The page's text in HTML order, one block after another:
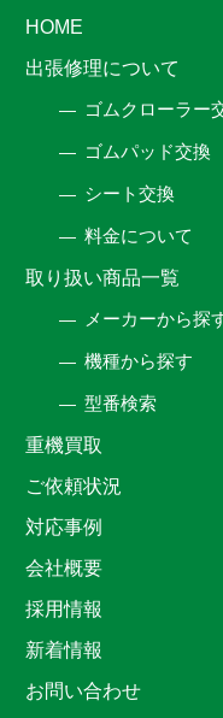
HOME
出張修理について
ゴムクローラー
ゴムパッド交換
シート交換
料金について
取り扱い商品一覧
メーカーから探
機種から探す
型番検索
重機買取
ご依頼状況
対応事例
会社概要
採用情報
新着情報
お問い合わせ